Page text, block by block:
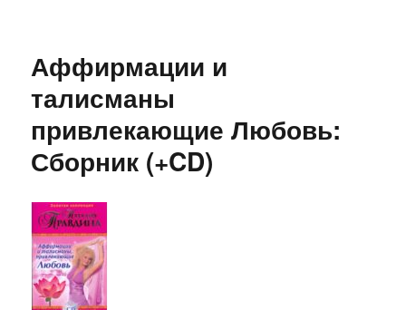
и
камни
Аффирмации и
талисманы
привлекающие Любовь:
Сборник (+CD)